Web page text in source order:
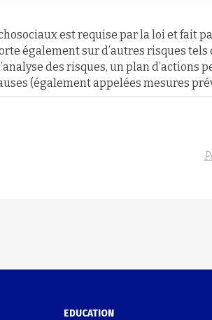
est requise par la loi et fait
également sur d’autres risques tels
des risques, un plan d’actions
(également appelées mesures
EDUCATION